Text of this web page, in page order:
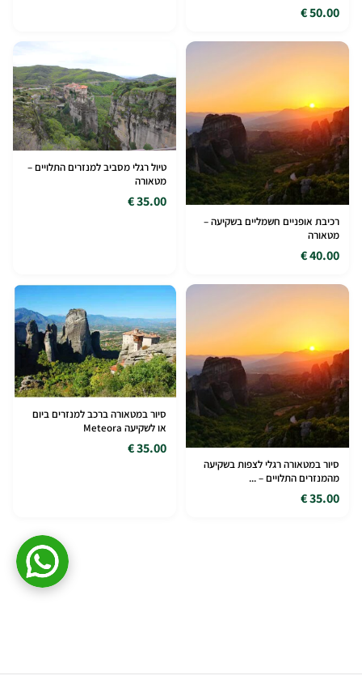
50.00 €
רכיבת אופניים חשמליים בשקיעה –
מטאורה
40.00 €
טיול רגלי מסביב למנזרים התלויים –
מטאורה
35.00 €
סיור במטאורה רגלי לצפות בשקיעה
מהמנזרים התלויים – ...
35.00 €
סיור במטאורה ברכב למנזרים ביום
או לשקיעה Meteora
35.00 €